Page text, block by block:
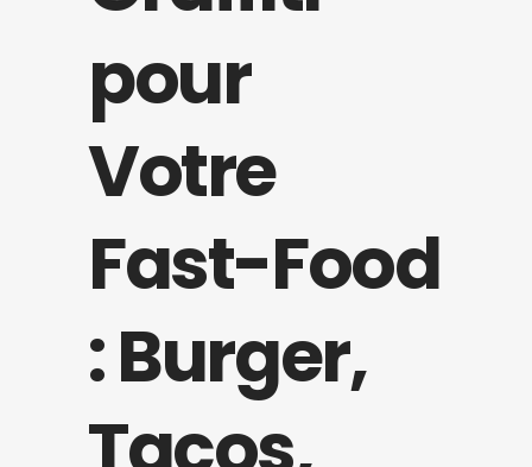
pour
Votre
Fast-Food
: Burger,